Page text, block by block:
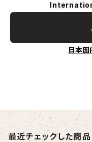
日本国
最近チェックした商品